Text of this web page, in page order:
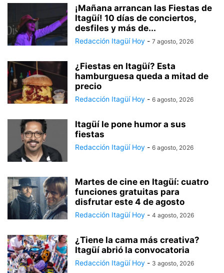
¡Mañana arrancan las Fiestas de
Itagüí! 10 días de conciertos,
desfiles y más de...
Redacción Itagüí Hoy - 7 agosto, 2026
¿Fiestas en Itagüí? Esta
hamburguesa queda a mitad de
precio
Redacción Itagüí Hoy - 6 agosto, 2026
Itagüí le pone humor a sus
fiestas
Redacción Itagüí Hoy - 6 agosto, 2026
Martes de cine en Itagüí: cuatro
funciones gratuitas para
disfrutar este 4 de agosto
Redacción Itagüí Hoy - 4 agosto, 2026
¿Tiene la cama más creativa?
Itagüí abrió la convocatoria
Redacción Itagüí Hoy - 3 agosto, 2026